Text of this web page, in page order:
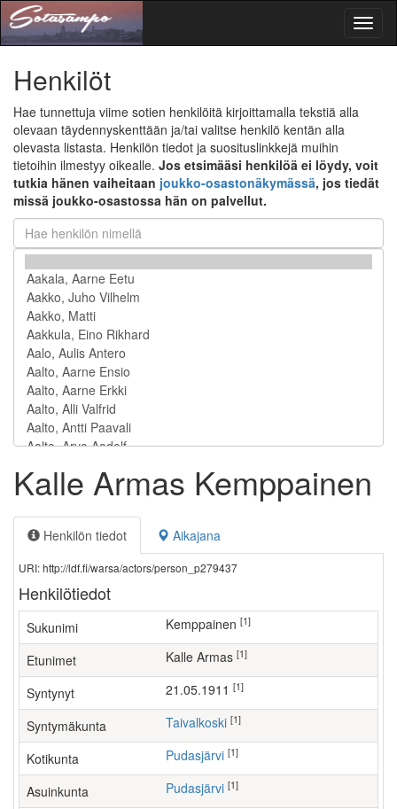
Henkilöt
Hae tunnettuja viime sotien henkilöitä kirjoittamalla tekstiä alla
olevaan täydennyskenttään ja/tai valitse henkilö kentän alla
olevasta listasta. Henkilön tiedot ja suosituslinkkejä muihin
tietoihin ilmestyy oikealle. Jos etsimääsi henkilöä ei löydy, voit
tutkia hänen vaiheitaan joukko-osastonäkymässä, jos tiedät
missä joukko-osastossa hän on palvellut.
Kalle Armas Kemppainen
Henkilön tiedot Aikajana
URI: http://ldf.fi/warsa/actors/person_p279437
Henkilötiedot
Sukunimi Kemppainen [1]
Etunimet Kalle Armas [1]
Syntynyt 21.05.1911 [1]
Syntymäkunta Taivalkoski [1]
Kotikunta Pudasjärvi [1]
Asuinkunta Pudasjärvi [1]